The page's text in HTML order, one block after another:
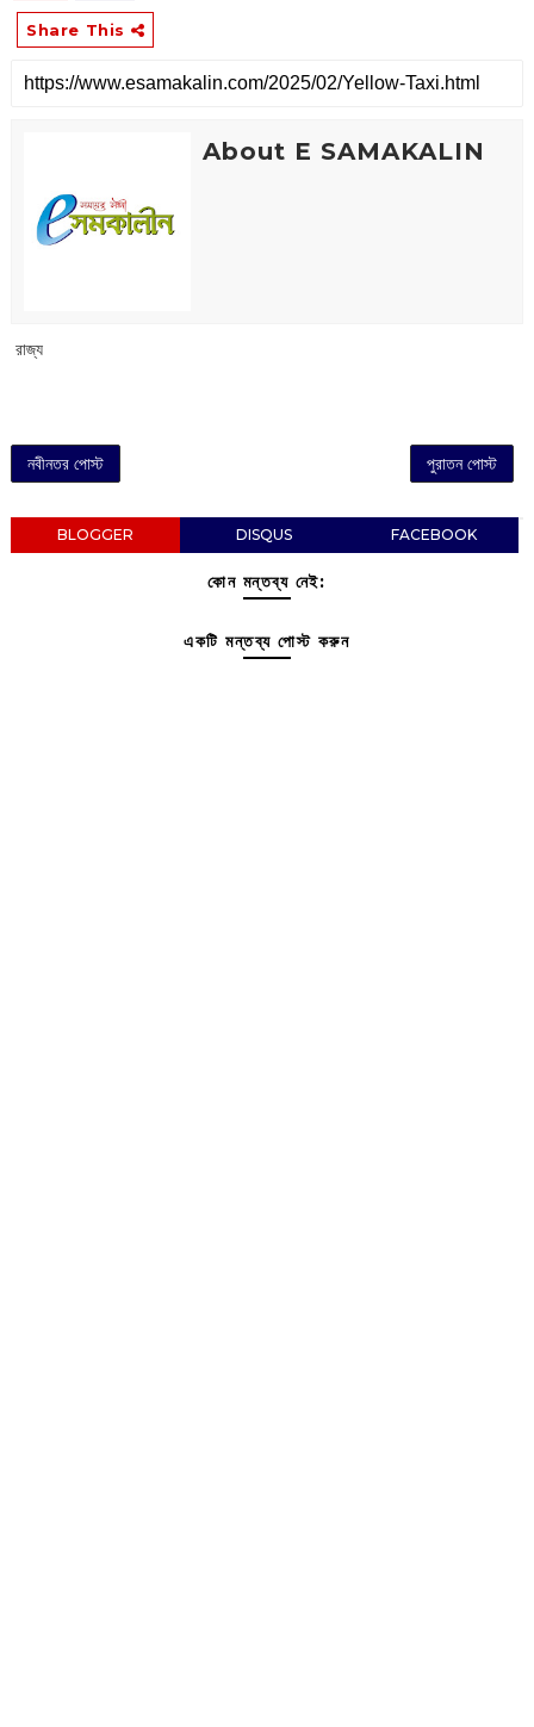
Share This
About E SAMAKALIN
‌ রাজ্য
নবীনতর পোস্ট পুরাতন পোস্ট
BLOGGER DISQUS FACEBOOK
কোন মন্তব্য নেই:
একটি মন্তব্য পোস্ট করুন